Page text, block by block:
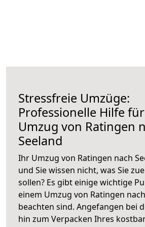
Stressfreie Umzüge:
Professionelle Hilfe
Umzug von Ratingen
Seeland
Ihr Umzug von Ratingen nach
und Sie wissen nicht, was Sie
sollen? Es gibt einige wichtige
einem Umzug von Ratingen
beachten sind. Angefangen bei
hin zum Verpacken Ihres